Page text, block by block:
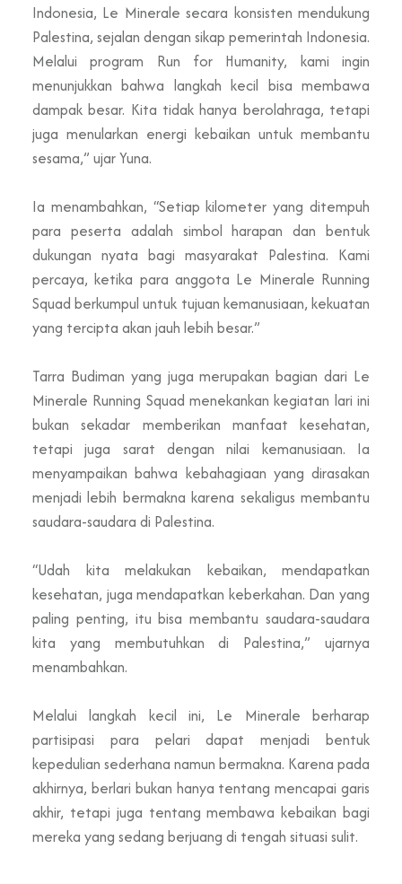
Indonesia, Le Minerale secara konsisten mendukung
Palestina, sejalan dengan sikap pemerintah Indonesia.
Melalui program Run for Humanity, kami ingin
menunjukkan bahwa langkah kecil bisa membawa
dampak besar. Kita tidak hanya berolahraga, tetapi
juga menularkan energi kebaikan untuk membantu
sesama,” ujar Yuna.
Ia menambahkan, “Setiap kilometer yang ditempuh
para peserta adalah simbol harapan dan bentuk
dukungan nyata bagi masyarakat Palestina. Kami
percaya, ketika para anggota Le Minerale Running
Squad berkumpul untuk tujuan kemanusiaan, kekuatan
yang tercipta akan jauh lebih besar.”
Tarra Budiman yang juga merupakan bagian dari Le
Minerale Running Squad menekankan kegiatan lari ini
bukan sekadar memberikan manfaat kesehatan,
tetapi juga sarat dengan nilai kemanusiaan. Ia
menyampaikan bahwa kebahagiaan yang dirasakan
menjadi lebih bermakna karena sekaligus membantu
saudara-saudara di Palestina.
“Udah kita melakukan kebaikan, mendapatkan
kesehatan, juga mendapatkan keberkahan. Dan yang
paling penting, itu bisa membantu saudara-saudara
kita yang membutuhkan di Palestina,” ujarnya
menambahkan.
Melalui langkah kecil ini, Le Minerale berharap
partisipasi para pelari dapat menjadi bentuk
kepedulian sederhana namun bermakna. Karena pada
akhirnya, berlari bukan hanya tentang mencapai garis
akhir, tetapi juga tentang membawa kebaikan bagi
mereka yang sedang berjuang di tengah situasi sulit.